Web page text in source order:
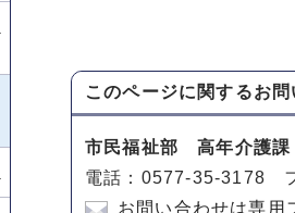
このページに関するお問
市民福祉部 高年介護課
電話：0577-35-3178
お問い合わせは専用